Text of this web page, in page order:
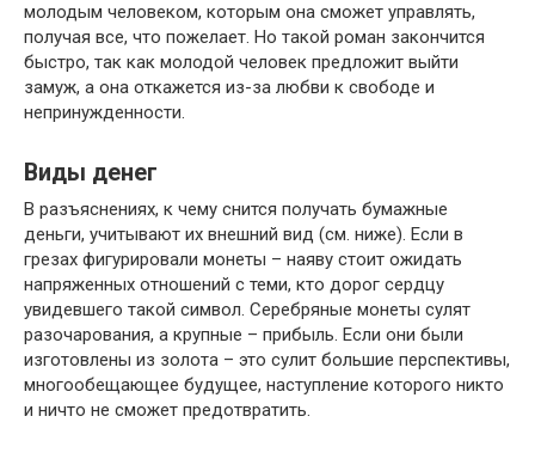
молодым человеком, которым она сможет управлять,
получая все, что пожелает. Но такой роман закончится
быстро, так как молодой человек предложит выйти
замуж, а она откажется из-за любви к свободе и
непринужденности.
Виды денег
В разъяснениях, к чему снится получать бумажные
деньги, учитывают их внешний вид (см. ниже). Если в
грезах фигурировали монеты – наяву стоит ожидать
напряженных отношений с теми, кто дорог сердцу
увидевшего такой символ. Серебряные монеты сулят
разочарования, а крупные – прибыль. Если они были
изготовлены из золота – это сулит большие перспективы,
многообещающее будущее, наступление которого никто
и ничто не сможет предотвратить.